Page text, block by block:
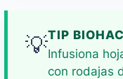
💡TIP
Infusiona
con rodajas